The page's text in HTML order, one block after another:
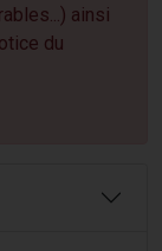
ainsi
du